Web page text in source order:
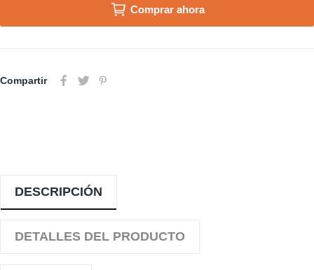
Comprar ahora
Compartir
DESCRIPCIÓN
DETALLES DEL PRODUCTO